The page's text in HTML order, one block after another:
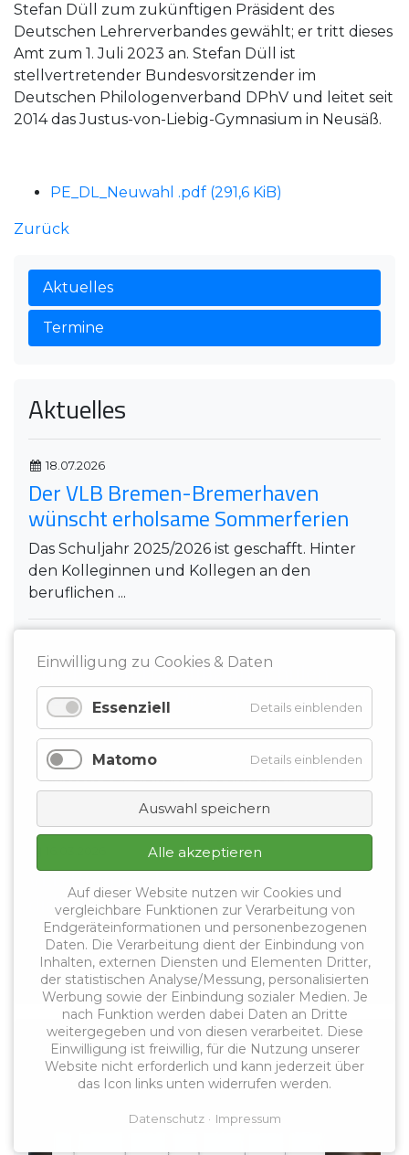
Stefan Düll zum zukünftigen Präsident des
Deutschen Lehrerverbandes gewählt; er tritt dieses
Amt zum 1. Juli 2023 an. Stefan Düll ist
stellvertretender Bundesvorsitzender im
Deutschen Philologenverband DPhV und leitet seit
2014 das Justus-von-Liebig-Gymnasium in Neusäß.
PE_DL_Neuwahl .pdf (291,6 KiB)
Zurück
Aktuelles
Termine
Aktuelles
18.07.2026
Der VLB Bremen-Bremerhaven
wünscht erholsame Sommerferien
Das Schuljahr 2025/2026 ist geschafft. Hinter
den Kolleginnen und Kollegen an den
beruflichen ...
Arbeitszeiterfassung an Schulen:
Bremen startet Praxistest ab August
2026
Ab August 2026 startet Bremen einen echten
Praxistest zur digitalen Arbeitszeiterfassung für
VLB Bremen-Bremerhaven auf der
didacta 2026 in Köln
Am Freitag, 13. März 2026, machte sich eine
kleine Gruppe des VLB Bremen-Bremerhaven
früh ...
Kontakt
Einwilligung zu Cookies & Daten
Essenziell Details einblenden
Matomo Details einblenden
Auswahl speichern
Alle akzeptieren
Auf dieser Website nutzen wir Cookies und
vergleichbare Funktionen zur Verarbeitung von
Endgeräteinformationen und personenbezogenen
Daten. Die Verarbeitung dient der Einbindung von
Inhalten, externen Diensten und Elementen Dritter,
der statistischen Analyse/Messung, personalisierten
Werbung sowie der Einbindung sozialer Medien. Je
nach Funktion werden dabei Daten an Dritte
weitergegeben und von diesen verarbeitet. Diese
Einwilligung ist freiwillig, für die Nutzung unserer
Website nicht erforderlich und kann jederzeit über
das Icon links unten widerrufen werden.
Datenschutz Impressum